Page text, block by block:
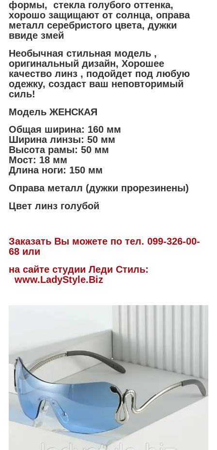
формы, стекла голубого оттенка,
хорошо защищают от солнца, оправа
металл серебристого цвета, дужки
ввиде змей
Необычная стильная модель ,
оригинальный дизайн, Хорошее
качество линз , подойдет под любую
одежку, создаст ваш неповторимый
силь!
Модель ЖЕНСКАЯ
Общая ширина: 160 мм
Ширина линзы: 50 мм
Высота рамы: 50 мм
Мост: 18 мм
Длина ноги: 150 мм
Оправа металл (дужки прорезинены)
Цвет линз голубой
Заказать Вы можете по тел. 099-326-00-
68 или
на сайте студии Леди Стиль:
www.LadyStyle.Biz